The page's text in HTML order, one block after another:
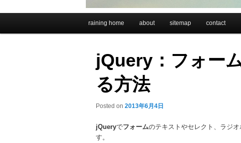
メインメニュー
メインコンテンツへ移動
サブコンテンツへ移動
raining home about sitemap contact
jQuery：フォー
る方法
Posted on 2013年6月4日
jQueryでフォームのテキストやセレクト、ラジ
す。